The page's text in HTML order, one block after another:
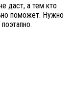
даст, а тем кто
поможет. Нужно